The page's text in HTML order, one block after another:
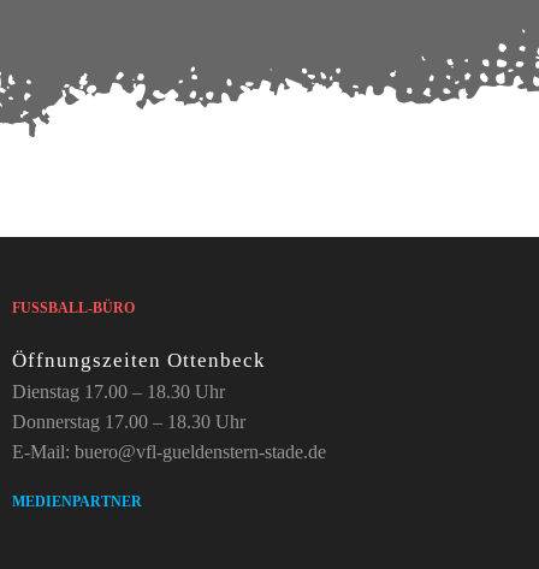
FUSSBALL-BÜRO
Öffnungszeiten Ottenbeck
Dienstag 17.00 – 18.30 Uhr
Donnerstag 17.00 – 18.30 Uhr
E-Mail: buero@vfl-gueldenstern-stade.de
MEDIENPARTNER